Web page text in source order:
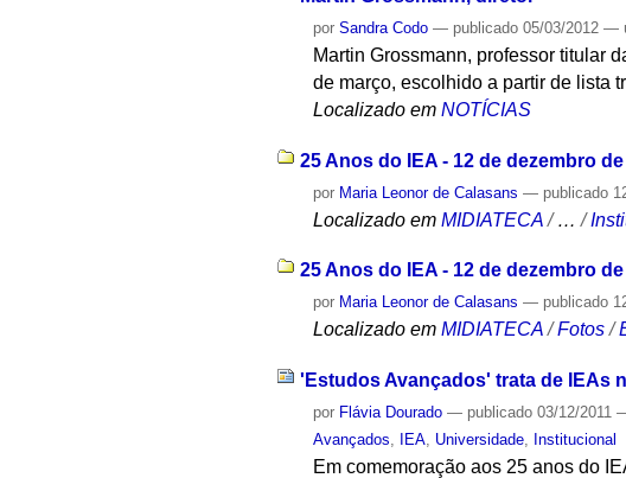
porSandra Codo — publicado 05/03/2012—
Martin Grossmann, professor titular
de março, escolhido a partir de lista
Localizado em NOTÍCIAS
25 Anos do IEA - 12 de dezembro de
por Maria Leonor de Calasans — publicado
Localizado em MIDIATECA /…/
25 Anos do IEA - 12 de dezembro de
por Maria Leonor de Calasans — publicado
Localizado em MIDIATECA /Fotos /
'Estudos Avançados' trata de IEAs
por Flávia Dourado — publicado 03/12/2011
Avançados
IEA Universidade Institucional
Em comemoração aos 25 anos do